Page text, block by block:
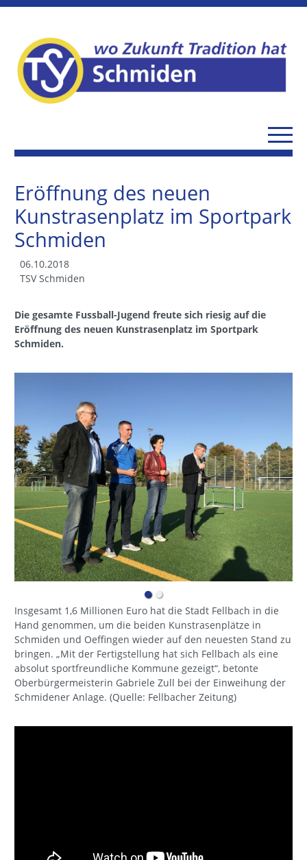
Eröffnung des neuen
Kunstrasenplatz im Sportpark
Schmiden
06.10.2018
TSV Schmiden
Die gesamte Fussball-Jugend freute sich riesig auf die
Eröffnung des neuen Kunstrasenplatz im Sportpark
Schmiden.
Insgesamt 1,6 Millionen Euro hat die Stadt Fellbach in die
Hand genommen, um die beiden Kunstrasenplätze in
Schmiden und Oeffingen wieder auf den neuesten Stand zu
bringen. „Mit der Fertigstellung hat sich Fellbach als eine
absolut sportfreundliche Kommune gezeigt“, betonte
Oberbürgermeisterin Gabriele Zull bei der Einweihung der
Schmidener Anlage. (Quelle: Fellbacher Zeitung)